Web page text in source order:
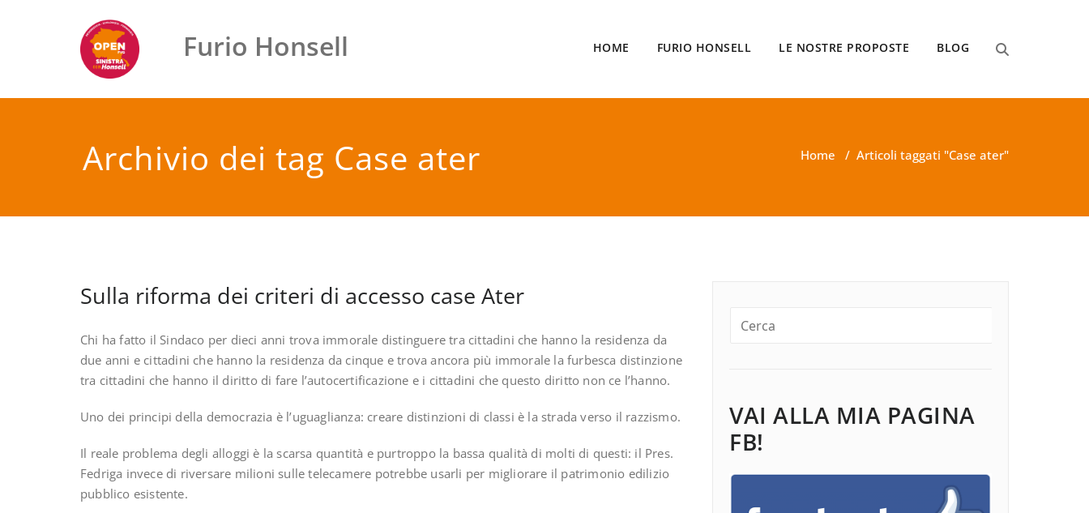
Furio Honsell HOME FURIO HONSELL LE NOSTRE PROPOSTE BLOG
Archivio dei tag Case ater Home / Articoli taggati "Case ater"
Sulla riforma dei criteri di accesso case Ater
Chi ha fatto il Sindaco per dieci anni trova immorale distinguere tra cittadini che hanno la residenza da
due anni e cittadini che hanno la residenza da cinque e trova ancora più immorale la furbesca distinzione
tra cittadini che hanno il diritto di fare l’autocertificazione e i cittadini che questo diritto non ce l’hanno.
Uno dei principi della democrazia è l’uguaglianza: creare distinzioni di classi è la strada verso il razzismo.
Il reale problema degli alloggi è la scarsa quantità e purtroppo la bassa qualità di molti di questi: il Pres.
Fedriga invece di riversare milioni sulle telecamere potrebbe usarli per migliorare il patrimonio edilizio
pubblico esistente.
VAI ALLA MIA PAGINA
FB!